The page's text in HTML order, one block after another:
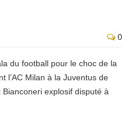
0
du football pour le choc de la
l’AC Milan à la Juventus de
explosif disputé à